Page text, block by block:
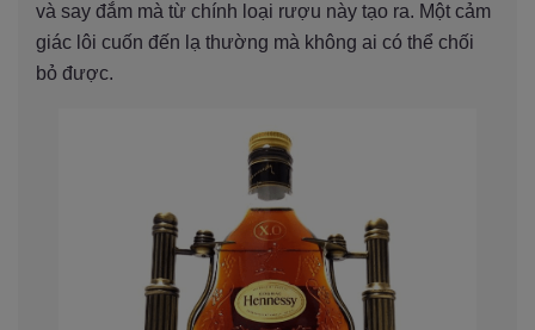
và say đắm mà từ chính loại rượu này tạo ra. Một cảm
giác lôi cuốn đến lạ thường mà không ai có thể chối
bỏ được.